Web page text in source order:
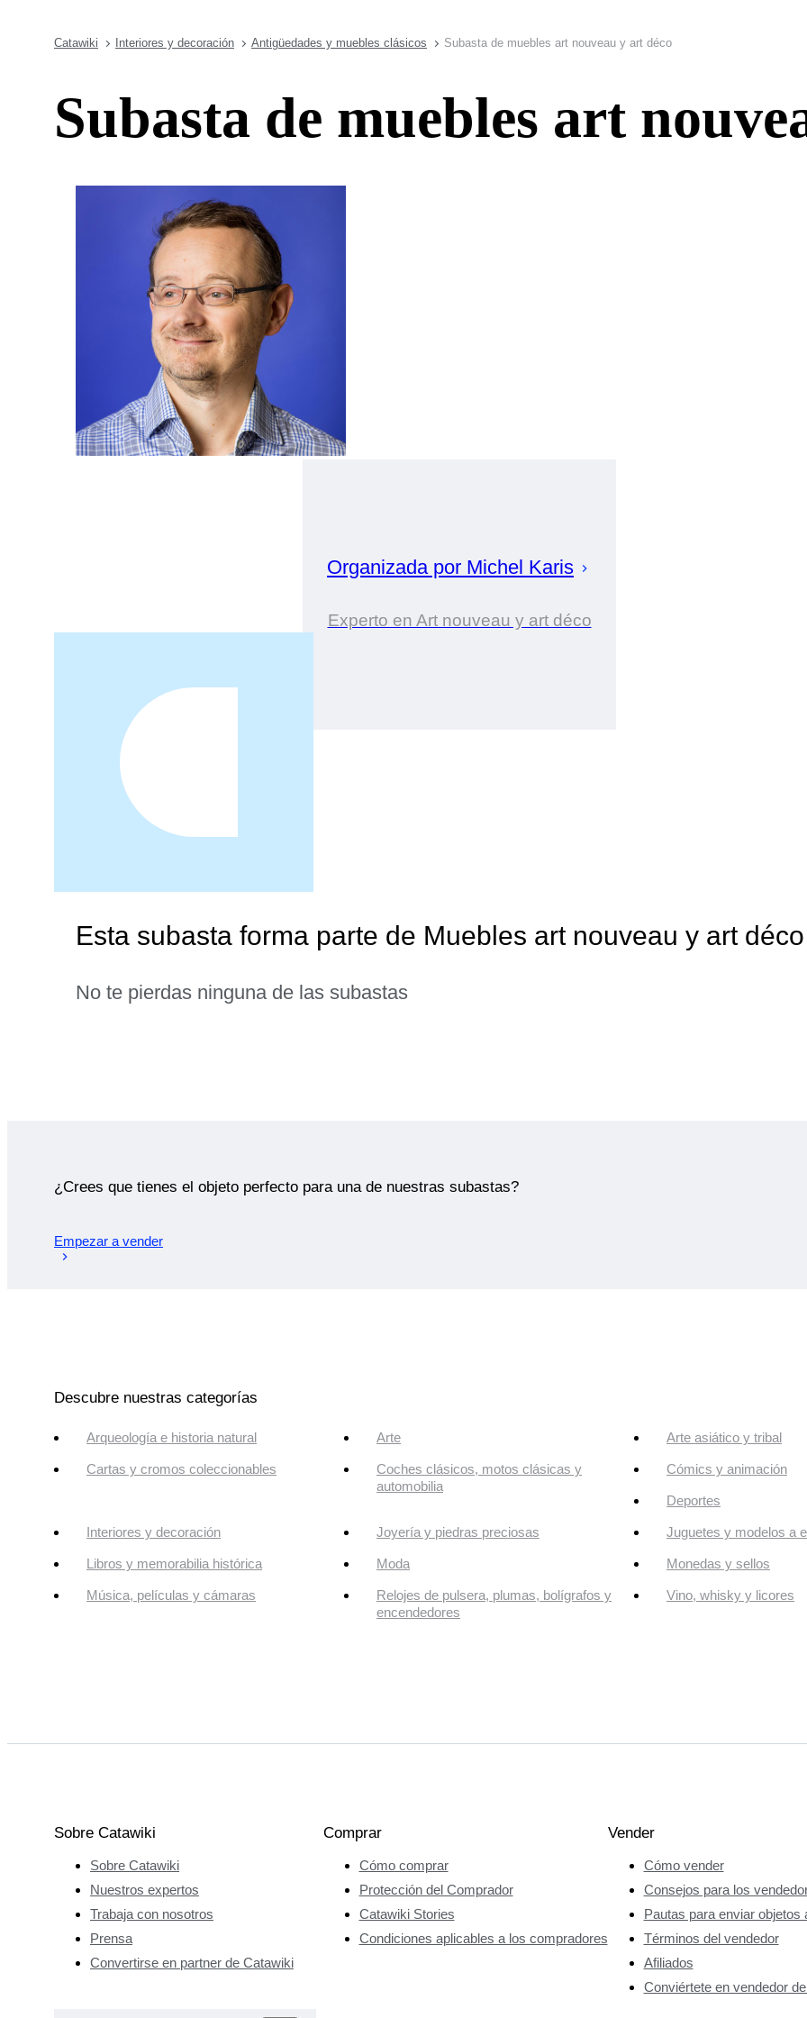
Catawiki Interiores y decoración Antigüedades y muebles clásicos Subasta de muebles art nouveau y art déco
Subasta de muebles art
Organizada por Michel Karis
Experto en Art nouveau y art déco
Esta subasta forma parte de Muebles art nouveau y art déco
No te pierdas ninguna de las subastas
¿Crees que tienes el objeto perfecto para una de nuestras subastas?
Empezar a vender
Descubre nuestras categorías
Arqueología e historia natural Arte Arte asiático y tribal
Cartas y cromos coleccionables
Coches clásicos, motos clásicas y
automobilia
Cómics y animación
Deportes
Interiores y decoración Joyería y piedras preciosas Juguetes y modelos a
Libros y memorabilia histórica Moda Monedas y sellos
Música, películas y cámaras
Relojes de pulsera, plumas, bolígrafos y
encendedores
Vino, whisky y licores
Sobre Catawiki
Sobre Catawiki
Nuestros expertos
Trabaja con nosotros
Prensa
Convertirse en partner de Catawiki
Comprar
Cómo comprar
Protección del Comprador
Catawiki Stories
Condiciones aplicables a los compradores
Vender
Cómo vender
Consejos para los
Pautas para enviar objetos
Términos del vendedor
Afiliados
Conviértete en vendedor